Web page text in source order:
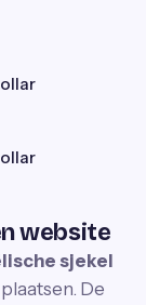
website
sjekel
De